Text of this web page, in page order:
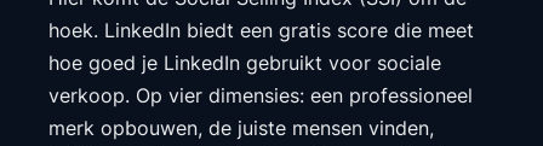
hoek. LinkedIn biedt een gratis score die meet
hoe goed je LinkedIn gebruikt voor sociale
verkoop. Op vier dimensies: een professioneel
merk opbouwen, de juiste mensen vinden,